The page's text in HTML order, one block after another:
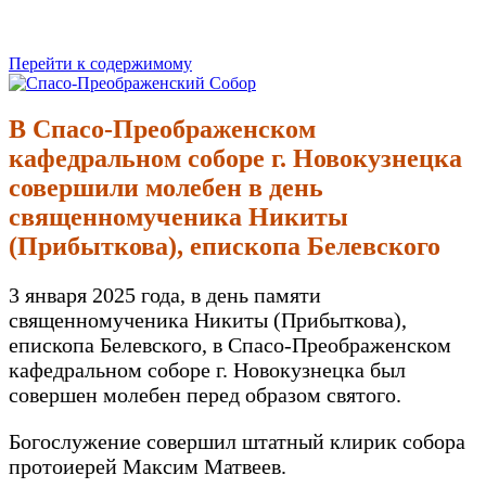
Перейти к содержимому
Спасо-Преображенский Собор
Спасо-Преображенский кафедральный Собор Новокузнецк
В Спасо-Преображенском
кафедральном соборе г. Новокузнецка
совершили молебен в день
священномученика Никиты
(Прибыткова), епископа Белевского
3 января 2025 года, в день памяти
священномученика Никиты (Прибыткова),
епископа Белевского, в Спасо-Преображенском
кафедральном соборе г. Новокузнецка был
совершен молебен перед образом святого.
Богослужение совершил штатный клирик собора
протоиерей Максим Матвеев.